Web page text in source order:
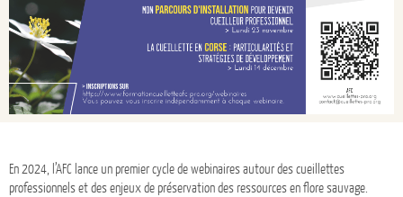
En 2024, l’AFC lance un premier cycle de webinaires autour des cueillettes
professionnels et des enjeux de préservation des ressources en flore sauvage.